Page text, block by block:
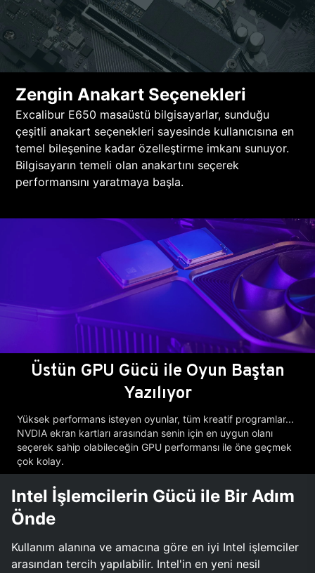
Zengin Anakart Seçenekleri
Excalibur E650 masaüstü bilgisayarlar, sunduğu
çeşitli anakart seçenekleri sayesinde kullanıcısına en
temel bileşenine kadar özelleştirme imkanı sunuyor.
Bilgisayarın temeli olan anakartını seçerek
performansını yaratmaya başla.
Üstün GPU Gücü ile Oyun Baştan
Yazılıyor
Yüksek performans isteyen oyunlar, tüm kreatif programlar...
NVDIA ekran kartları arasından senin için en uygun olanı
seçerek sahip olabileceğin GPU performansı ile öne geçmek
çok kolay.
Intel İşlemcilerin Gücü ile Bir Adım
Önde
Kullanım alanına ve amacına göre en iyi Intel işlemciler
arasından tercih yapılabilir. Intel'in en yeni nesil